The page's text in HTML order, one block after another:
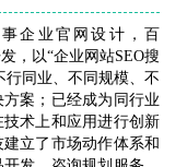
企业官网设计，百
，以“企业网站SEO搜
行同业、不同规模、不
案；已经成为同行业
术上和应用进行创新
立了市场动作体系和